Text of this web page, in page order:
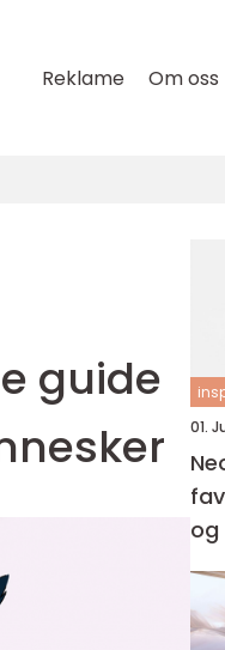
Reklame Om oss
guide
01.
Neo
og